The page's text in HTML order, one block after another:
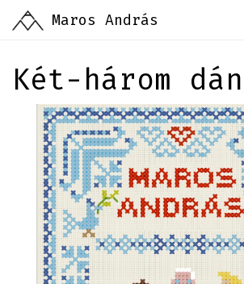
Ugrás
Maros András
Két-három dán